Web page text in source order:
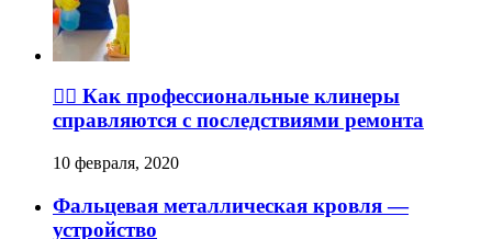
👉🏽 Как профессиональные клинеры
справляются с последствиями ремонта
10 февраля, 2020
Фальцевая металлическая кровля —
устройство